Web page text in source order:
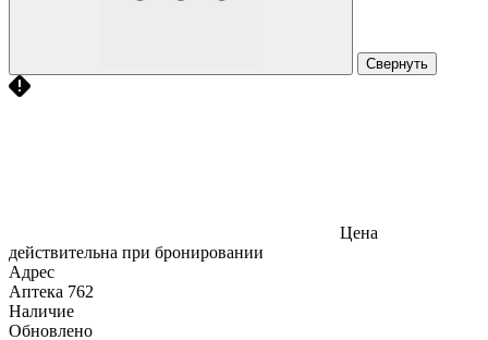
Свернуть
Цена
действительна при бронировании
Адрес
Аптека 762
Наличие
Обновлено